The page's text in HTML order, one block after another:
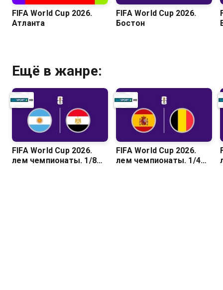
FIFA World Cup 2026.
Атланта
FIFA World Cup 2026.
Бостон
Ещё в жанре:
FIFA World Cup 2026.
Әлем чемпионаты. 1/8
FIFA World Cup 2026.
Әлем чемпионаты. 1/4